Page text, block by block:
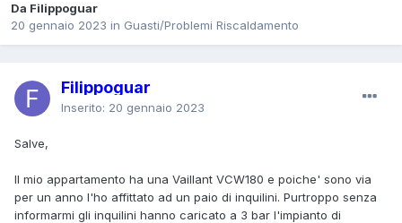
Da Filippoguar
20 gennaio 2023 in Guasti/Problemi Riscaldamento
Filippoguar
Inserito: 20 gennaio 2023
Salve,
Il mio appartamento ha una Vaillant VCW180 e poiche' sono via
per un anno l'ho affittato ad un paio di inquilini. Purtroppo senza
informarmi gli inquilini hanno caricato a 3 bar l'impianto di